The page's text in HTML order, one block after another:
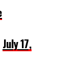
July 17,